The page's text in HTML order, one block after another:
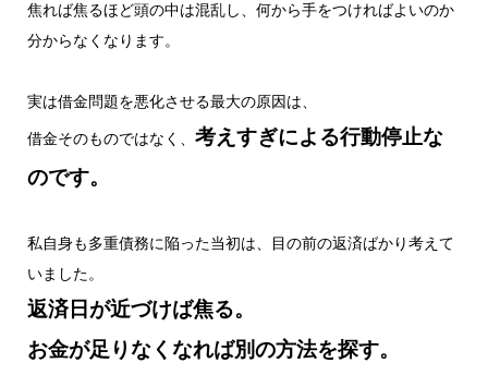
焦れば焦るほど頭の中は混乱し、何から手をつければよいのか
分からなくなります。
実は借金問題を悪化させる最大の原因は、
借金そのものではなく、 考えすぎによる行動停止な
のです。
私自身も多重債務に陥った当初は、目の前の返済ばかり考えて
いました。
返済日が近づけば焦る。
お金が足りなくなれば別の方法を探す。